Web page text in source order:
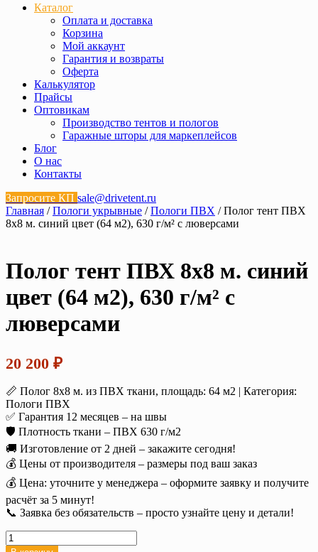
Каталог
Оплата и доставка
Корзина
Мой аккаунт
Гарантия и возвраты
Оферта
Калькулятор
Прайсы
Оптовикам
Производство тентов и пологов
Гаражные шторы для маркеплейсов
Блог
О нас
Контакты
Запросите КП sale@drivetent.ru
Главная /Пологи укрывные /Пологи ПВХ / Полог тент ПВХ
8х8 м. синий цвет (64 м2), 630 г/м² с люверсами
Полог тент ПВХ 8х8 м. синий
цвет (64 м2), 630 г/м² с
люверсами
20 200 ₽
📏 Полог 8х8 м. из ПВХ ткани, площадь: 64 м2 | Категория:
Пологи ПВХ
✅ Гарантия 12 месяцев – на швы
🛡️ Плотность ткани – ПВХ 630 г/м2
🚚 Изготовление от 2 дней – закажите сегодня!
💰 Цены от производителя – размеры под ваш заказ
💰 Цена: уточните у менеджера – оформите заявку и получите
расчёт за 5 минут!
📞 Заявка без обязательств – просто узнайте цену и детали!
Количество
товара